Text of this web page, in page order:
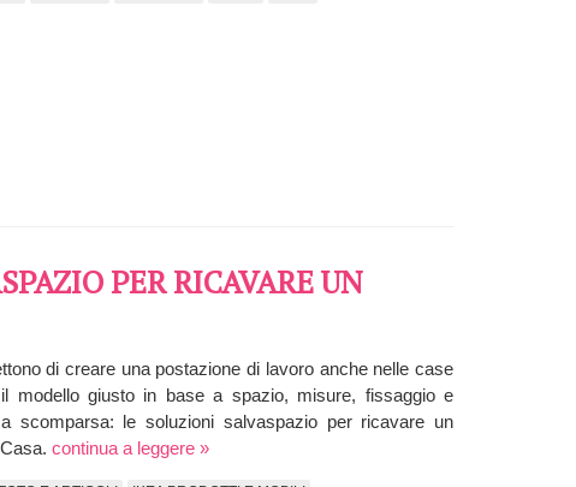
PER RICAVARE UN
di creare una postazione di lavoro anche nelle case
modello giusto in base a spazio, misure, fissaggio e
scomparsa: le soluzioni salvaspazio per ricavare un
continua a leggere »